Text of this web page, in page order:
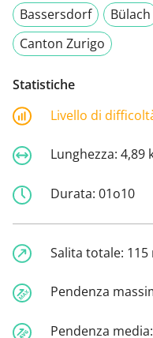
Bassersdorf
Bülach
Canton Zurigo
Statistiche
Livello di
Lunghezza: 4,89
Durata: 01o10
Salita totale: 115
Pendenza
Pendenza media: